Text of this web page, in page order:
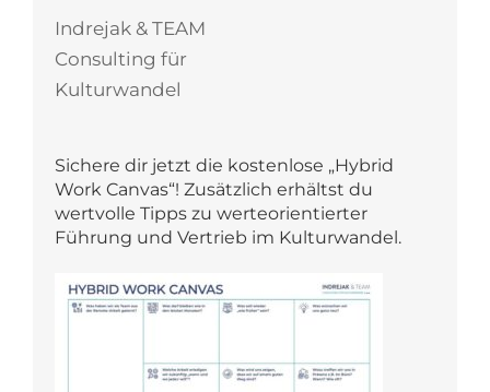
Indrejak & TEAM
Consulting für
Kulturwandel
Sichere dir jetzt die kostenlose „Hybrid
Work Canvas“! Zusätzlich erhältst du
wertvolle Tipps zu werteorientierter
Führung und Vertrieb im Kulturwandel.